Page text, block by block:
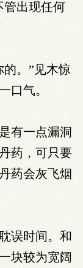
出现任何
。”见木惊
口气。
有一点漏洞
药，可只要
药会灰飞烟
误时间。和
块较为宽阔